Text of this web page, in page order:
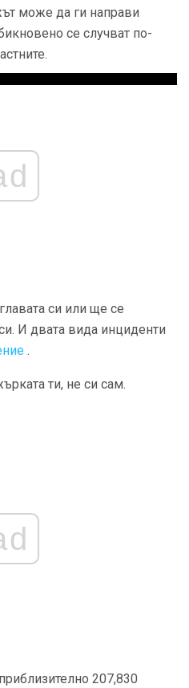
може да ги направи
се случват по-
си или ще се
И двата вида инциденти
.
ти, не си сам.
207,830